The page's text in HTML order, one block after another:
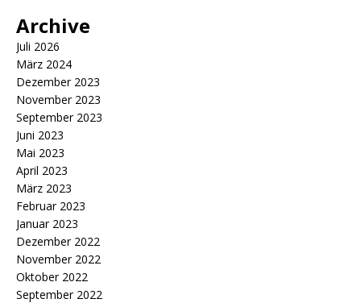
Archive
Juli 2026
März 2024
Dezember 2023
November 2023
September 2023
Juni 2023
Mai 2023
April 2023
März 2023
Februar 2023
Januar 2023
Dezember 2022
November 2022
Oktober 2022
September 2022